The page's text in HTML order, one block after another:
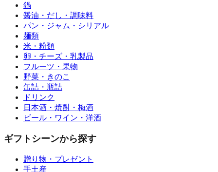
鍋
醤油・だし・調味料
パン・ジャム・シリアル
麺類
米・粉類
卵・チーズ・乳製品
フルーツ・果物
野菜・きのこ
缶詰・瓶詰
ドリンク
日本酒・焼酎・梅酒
ビール・ワイン・洋酒
ギフトシーンから探す
贈り物・プレゼント
手土産